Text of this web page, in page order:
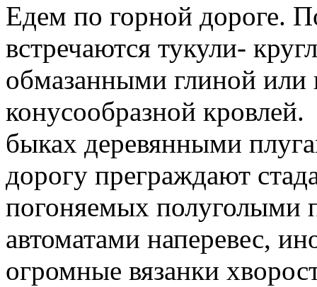
Едем по горной дороге.
встречаются тукули-
обмазанными глиной или
конусообразной
быках деревянными
дорогу преграждают
погоняемых полуголыми
автоматами наперевес,
огромные вязанки